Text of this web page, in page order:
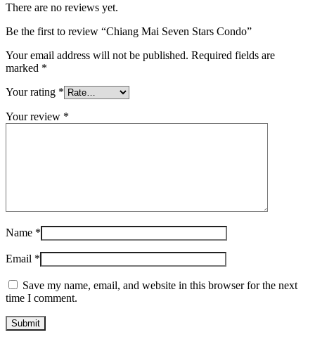
There are no reviews yet.
Be the first to review “Chiang Mai Seven Stars Condo”
Your email address will not be published. Required fields are
marked *
Your rating *
Your review *
Name *
Email *
Save my name, email, and website in this browser for the next
time I comment.